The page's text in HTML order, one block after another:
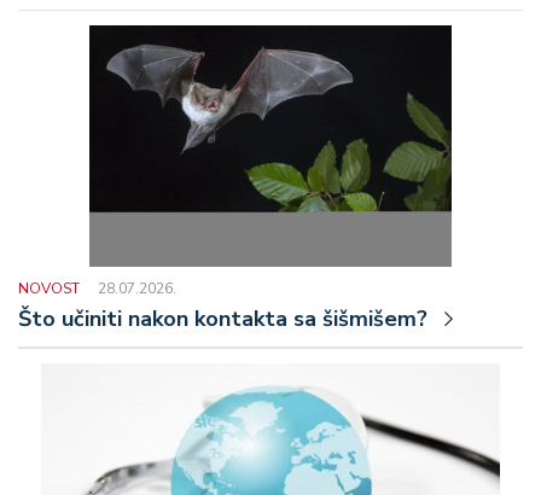
NOVOST 28.07.2026.
Što učiniti nakon kontakta sa šišmišem?